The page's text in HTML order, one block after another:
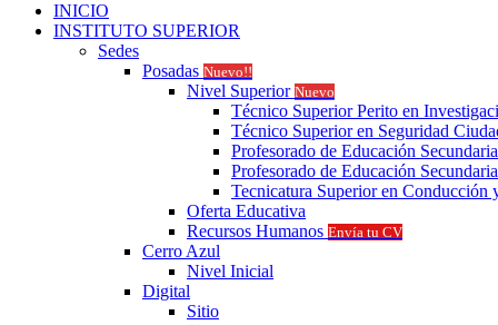
INICIO
INSTITUTO SUPERIOR
Sedes
Posadas Nuevo!!
Nivel Superior Nuevo
Técnico Superior Perito en
Técnico Superior en Seguridad
Profesorado de Educación
Profesorado de Educación
Tecnicatura Superior en Conducción
Oferta Educativa
Recursos Humanos Envía tu CV
Cerro Azul
Nivel Inicial
Digital
Sitio